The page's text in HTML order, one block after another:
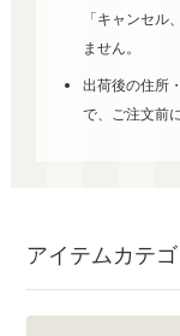
「キャンセル
ません。
出荷後の住所
で、ご注文前
アイテムカテ